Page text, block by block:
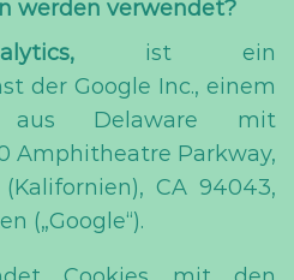
werden verwendet?
ist ein
der Google Inc., einem
aus Delaware mit
Amphitheatre Parkway,
CA 94043,
(„Google“).